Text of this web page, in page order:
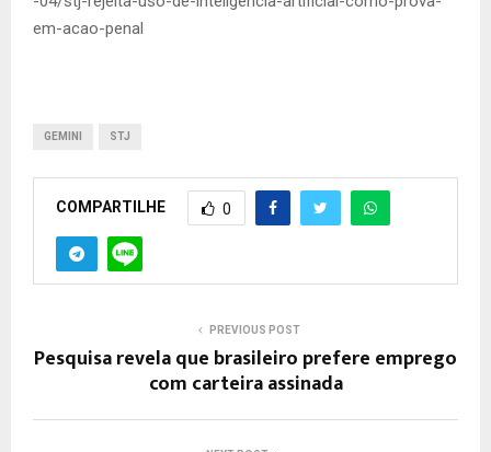
em-acao-penal
GEMINI STJ
COMPARTILHE 0
PREVIOUS POST
Pesquisa revela que brasileiro prefere emprego
com carteira assinada